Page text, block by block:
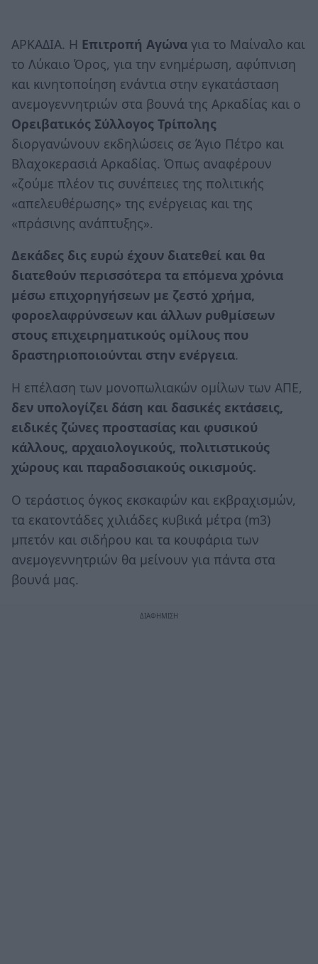
ΑΡΚΑΔΙΑ. Η Επιτροπή Αγώνα για το Μαίναλο και
το Λύκαιο Όρος, για την ενημέρωση, αφύπνιση
και κινητοποίηση ενάντια στην εγκατάσταση
ανεμογεννητριών στα βουνά της Αρκαδίας και ο
Ορειβατικός Σύλλογος Τρίπολης
διοργανώνουν εκδηλώσεις σε Άγιο Πέτρο και
Βλαχοκερασιά Αρκαδίας. Όπως αναφέρουν
«ζούμε πλέον τις συνέπειες της πολιτικής
«απελευθέρωσης» της ενέργειας και της
«πράσινης ανάπτυξης».
Δεκάδες δις ευρώ έχουν διατεθεί και θα
διατεθούν περισσότερα τα επόμενα χρόνια
μέσω επιχορηγήσεων με ζεστό χρήμα,
φοροελαφρύνσεων και άλλων ρυθμίσεων
στους επιχειρηματικούς ομίλους που
δραστηριοποιούνται στην ενέργεια.
Η επέλαση των μονοπωλιακών ομίλων των ΑΠΕ,
δεν υπολογίζει δάση και δασικές εκτάσεις,
ειδικές ζώνες προστασίας και φυσικού
κάλλους, αρχαιολογικούς, πολιτιστικούς
χώρους και παραδοσιακούς οικισμούς.
Ο τεράστιος όγκος εκσκαφών και εκβραχισμών,
τα εκατοντάδες χιλιάδες κυβικά μέτρα (m3)
μπετόν και σιδήρου και τα κουφάρια των
ανεμογεννητριών θα μείνουν για πάντα στα
βουνά μας.